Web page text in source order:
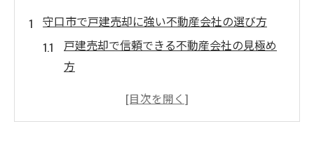
守口市で戸建売却に強い不動産会社の選び方
戸建売却で信頼できる不動産会社の見極め
方
守口市の戸建売却に強い会社選びの基準を